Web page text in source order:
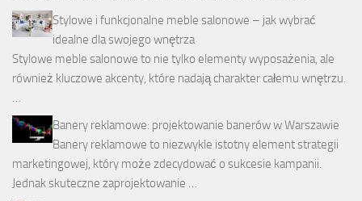
Stylowe i funkcjonalne meble salonowe – jak wybrać
idealne dla swojego wnętrza
Stylowe meble salonowe to nie tylko elementy wyposażenia, ale
również kluczowe akcenty, które nadają charakter całemu wnętrzu.
…
Banery reklamowe: projektowanie banerów w Warszawie
Banery reklamowe to niezwykle istotny element strategii
marketingowej, który może zdecydować o sukcesie kampanii.
Jednak skuteczne zaprojektowanie …